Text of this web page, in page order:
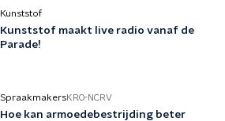
Kunststof
Kunststof maakt live radio vanaf de
Parade!
SpraakmakersKRO-NCRV
Hoe kan armoedebestrijding beter